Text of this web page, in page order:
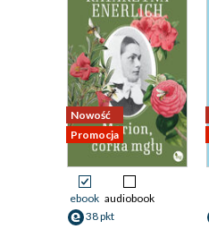
Nowość
Promocja
ebook audiobook
38 pkt